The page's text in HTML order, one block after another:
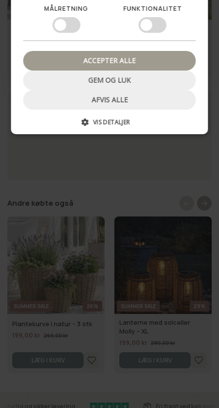
Kurve i søgræs - Sæt 3 stk
399,00 kr
Plantekurve Nature – 3
Andre købte også
SUMMER SALE 26%
Plantekurve i natur - 3 stk
199,00 kr 269,00 kr
LÆG I KURV
SUMMER SALE 29%
Lanterne med solceller
Molly – XL
199,00 kr 280,00 kr
LÆG I KURV
Hurtig og sikker levering Fri fragt ved køb over
Nej tak, luk pop up
MÅLRETNING FUNKTIONALITET
GEM OG LUK
ACCEPTER ALLE
AFVIS ALLE
VIS DETALJER